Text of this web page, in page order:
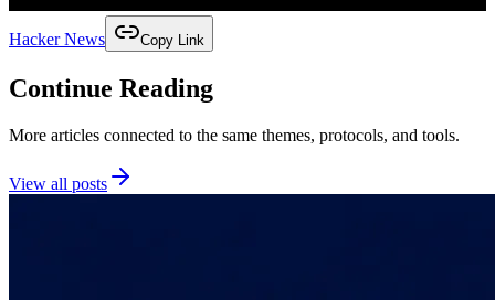
Hacker News Copy Link
Continue Reading
More articles connected to the same themes, protocols, and tools.
View all posts